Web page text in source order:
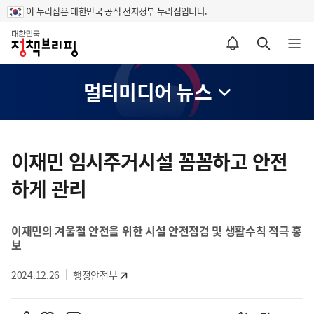
이 누리집은 대한민국 공식 전자정부 누리집입니다.
홈
알림설정 바로가기 검색 바로가기 메뉴 열기
멀티미디어 뉴스
텐
츠
영
이재민 임시주거시설 꼼꼼하고 안전
하게 관리
이재민의 겨울철 안전을 위한 시설 안전점검 및 생활수칙 적극 홍
보
2024.12.26 행정안전부